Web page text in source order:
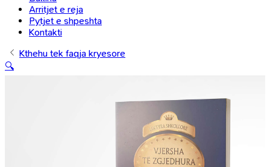
Arritjet e reja
Pytjet e shpeshta
Kontakti
Kthehu tek faqja kryesore
🔍